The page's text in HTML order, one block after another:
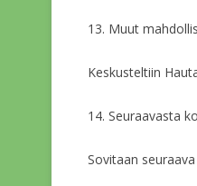
13. Muut
Keskusteltiin
14. Seuraavasta
Sovitaan